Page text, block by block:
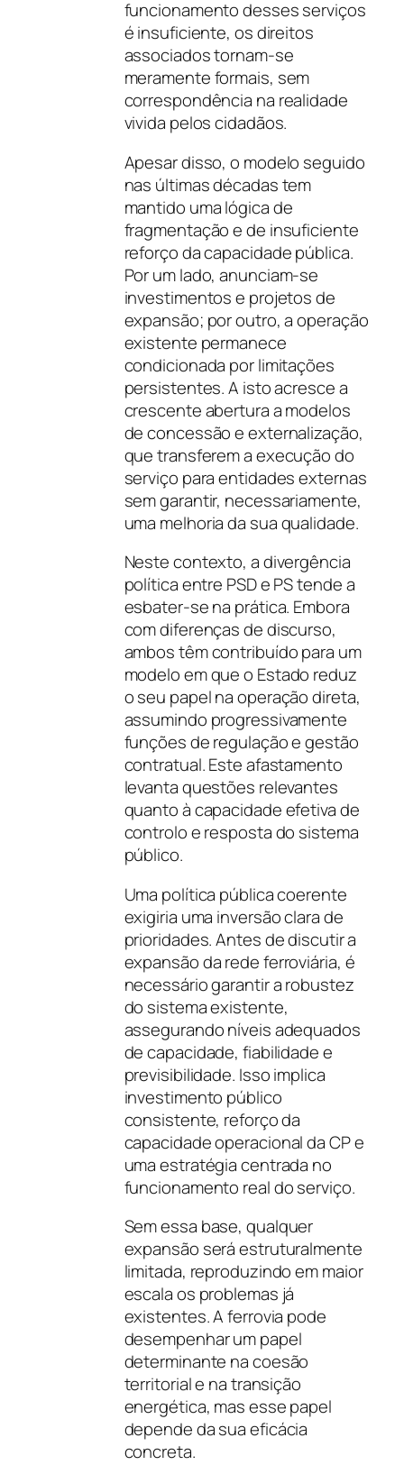
funcionamento desses serviços
é insuficiente, os direitos
associados tornam-se
meramente formais, sem
correspondência na realidade
vivida pelos cidadãos.
Apesar disso, o modelo seguido
nas últimas décadas tem
mantido uma lógica de
fragmentação e de insuficiente
reforço da capacidade pública.
Por um lado, anunciam-se
investimentos e projetos de
expansão; por outro, a operação
existente permanece
condicionada por limitações
persistentes. A isto acresce a
crescente abertura a modelos
de concessão e externalização,
que transferem a execução do
serviço para entidades externas
sem garantir, necessariamente,
uma melhoria da sua qualidade.
Neste contexto, a divergência
política entre PSD e PS tende a
esbater-se na prática. Embora
com diferenças de discurso,
ambos têm contribuído para um
modelo em que o Estado reduz
o seu papel na operação direta,
assumindo progressivamente
funções de regulação e gestão
contratual. Este afastamento
levanta questões relevantes
quanto à capacidade efetiva de
controlo e resposta do sistema
público.
Uma política pública coerente
exigiria uma inversão clara de
prioridades. Antes de discutir a
expansão da rede ferroviária, é
necessário garantir a robustez
do sistema existente,
assegurando níveis adequados
de capacidade, fiabilidade e
previsibilidade. Isso implica
investimento público
consistente, reforço da
capacidade operacional da CP e
uma estratégia centrada no
funcionamento real do serviço.
Sem essa base, qualquer
expansão será estruturalmente
limitada, reproduzindo em maior
escala os problemas já
existentes. A ferrovia pode
desempenhar um papel
determinante na coesão
territorial e na transição
energética, mas esse papel
depende da sua eficácia
concreta.